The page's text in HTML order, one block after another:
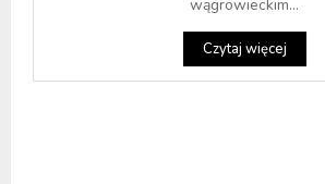
wągrowieckim...
Czytaj więcej